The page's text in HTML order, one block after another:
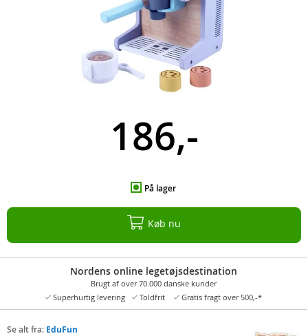
186,-
På lager
Køb nu
Nordens online legetøjsdestination
Brugt af over 70.000 danske kunder
Superhurtig levering
Toldfrit Gratis fragt over 500,-*
Se alt fra: EduFun